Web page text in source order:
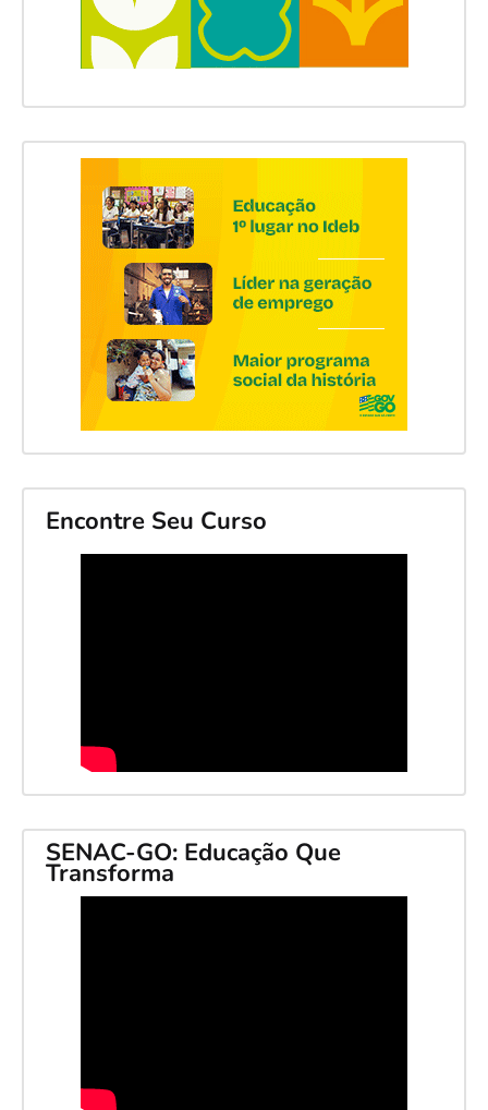
Encontre Seu Curso
SENAC-GO: Educação Que
Transforma